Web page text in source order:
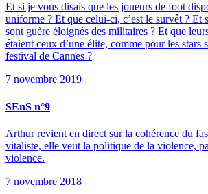
Et si je vous disais que les joueurs de foot
uniforme ? Et que celui-ci, c’est le survêt ? Et
sont guère éloignés des militaires ? Et que
étaient ceux d’une élite, comme pour les stars
festival de Cannes ?
7 novembre 2019
SEnS n°9
Arthur revient en direct sur la cohérence du
vitaliste, elle veut la politique de la violence,
violence.
7 novembre 2018